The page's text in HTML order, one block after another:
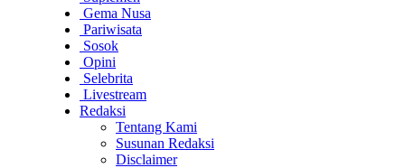
Gema Nusa
Pariwisata
Sosok
Opini
Selebrita
Livestream
Redaksi
Tentang Kami
Susunan Redaksi
Disclaimer